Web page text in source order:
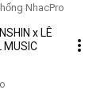
NhacPro
x LÊ
MUSIC